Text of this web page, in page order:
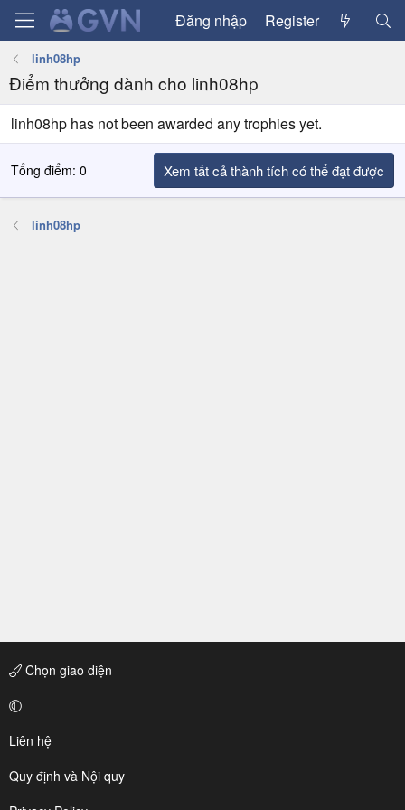
Đăng nhập Register
linh08hp
Điểm thưởng dành cho linh08hp
linh08hp has not been awarded any trophies yet.
Tổng điểm: 0 Xem tất cả thành tích có thể đạt được
linh08hp
Chọn giao diện
Liên hệ
Quy định và Nội quy